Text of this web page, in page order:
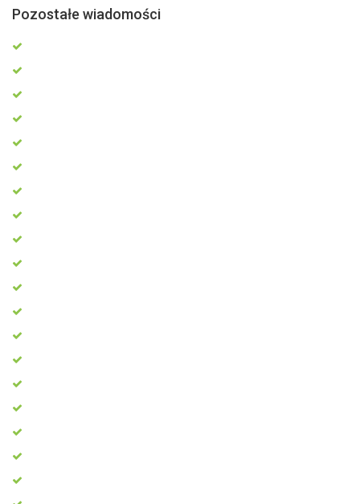
Pozostałe wiadomości